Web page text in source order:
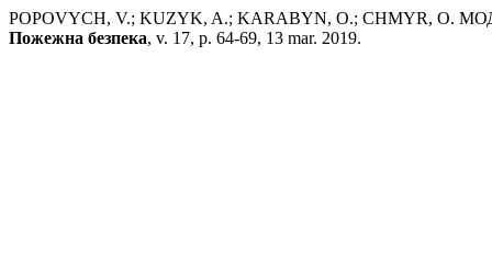
POPOVYCH, V.; KUZYK, A.; KARABYN, O.; CHMYR,
Пожежна безпека, v. 17, p. 64-69, 13 mar. 2019.